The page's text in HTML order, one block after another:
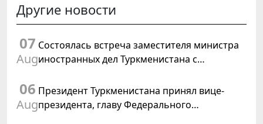
Другие новости
07
Aug
Состоялась встреча заместителя министра
иностранных дел Туркменистана с
Туркменистане
06
Aug
Президент Туркменистана принял вице-
президента, главу Федерального